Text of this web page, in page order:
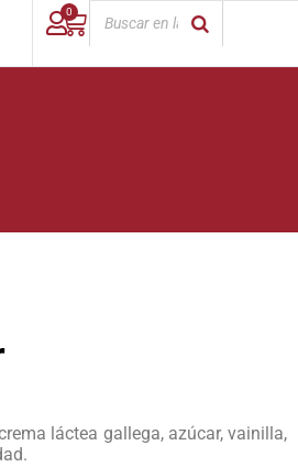
0
láctea gallega, azúcar, vainilla,